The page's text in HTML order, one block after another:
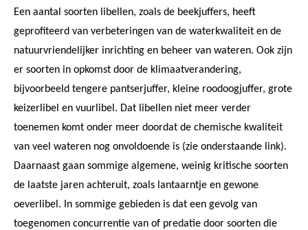
Een aantal soorten libellen, zoals de beekjuffers, heeft
geprofiteerd van verbeteringen van de waterkwaliteit en de
natuurvriendelijker inrichting en beheer van wateren. Ook zijn
er soorten in opkomst door de klimaatverandering,
bijvoorbeeld tengere pantserjuffer, kleine roodoogjuffer, grote
keizerlibel en vuurlibel. Dat libellen niet meer verder
toenemen komt onder meer doordat de chemische kwaliteit
van veel wateren nog onvoldoende is (zie onderstaande link).
Daarnaast gaan sommige algemene, weinig kritische soorten
de laatste jaren achteruit, zoals lantaarntje en gewone
oeverlibel. In sommige gebieden is dat een gevolg van
toegenomen concurrentie van of predatie door soorten die